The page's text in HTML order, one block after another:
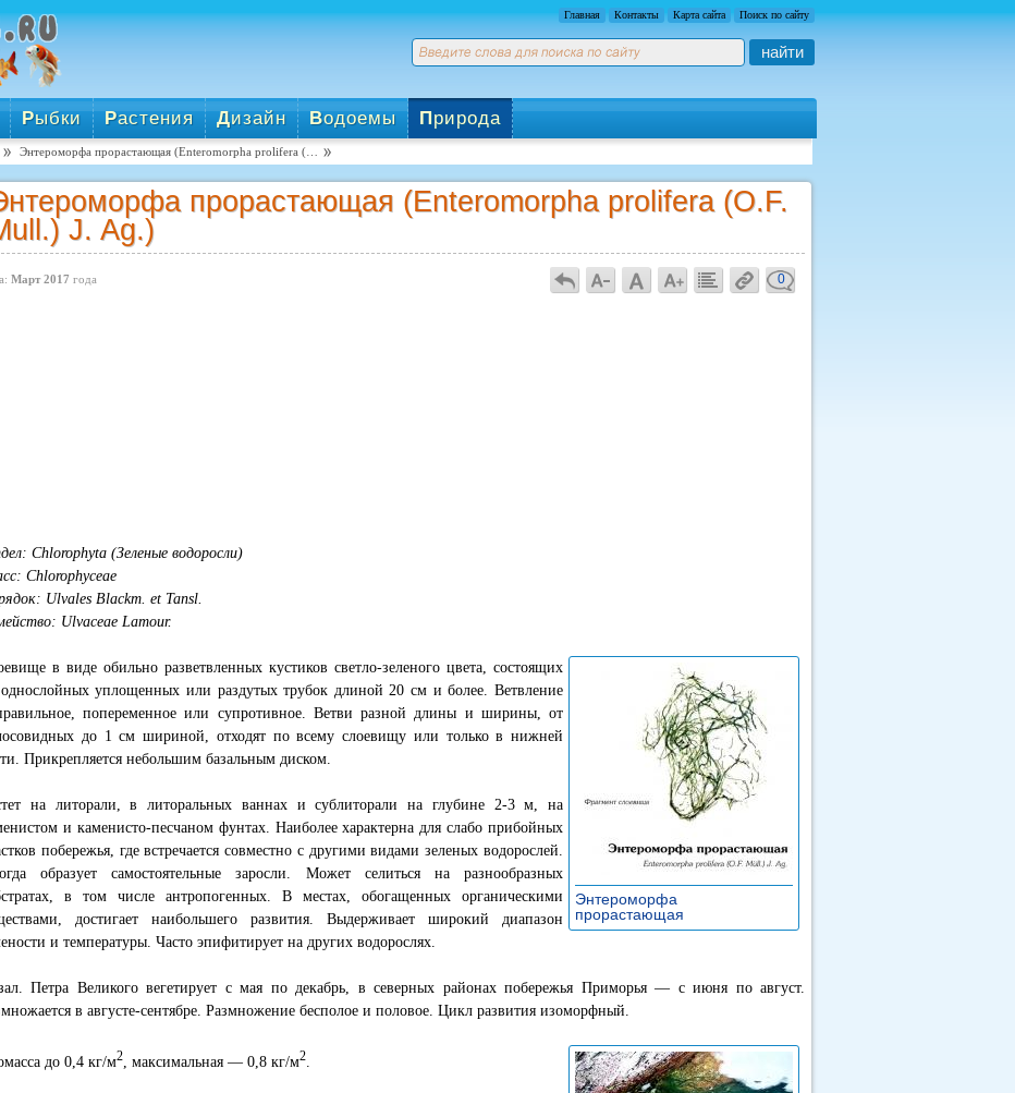
Главная Контакты Карта сайта Поиск по сайту
найти
Рыбки Растения Дизайн Водоемы Природа
Энтероморфа прорастающая (Enteromorpha prolifera (…
прорастающая (Enteromorpha prolifera (O.F.
J. Ag.)
Март 2017 года 0
Chlorophyta (Зеленые водоросли)
Chlorophyceae
Ulvales Blackm. et Tansl.
Ulvaceae Lamour.
Энтероморфа
прорастающая
в виде обильно разветвленных кустиков светло-зеленого цвета, состоящих
уплощенных или раздутых трубок длиной 20 см и более. Ветвление
попеременное или супротивное. Ветви разной длины и ширины, от
до 1 см шириной, отходят по всему слоевищу или только в нижней
Прикрепляется небольшим базальным диском.
на литорали, в литоральных ваннах и сублиторали на глубине 2-3 м, на
и каменисто-песчаном фунтах. Наиболее характерна для слабо прибойных
побережья, где встречается совместно с другими видами зеленых водорослей.
образует самостоятельные заросли. Может селиться на разнообразных
в том числе антропогенных. В местах, обогащенных органическими
достигает наибольшего развития. Выдерживает широкий диапазон
и температуры. Часто эпифитирует на других водорослях.
Петра Великого вегетирует с мая по декабрь, в северных районах побережья Приморья — с июня по август.
в августе-сентябре. Размножение бесполое и половое. Цикл развития изоморфный.
до 0,4 кг/м2 , максимальная — 0,8 кг/м2